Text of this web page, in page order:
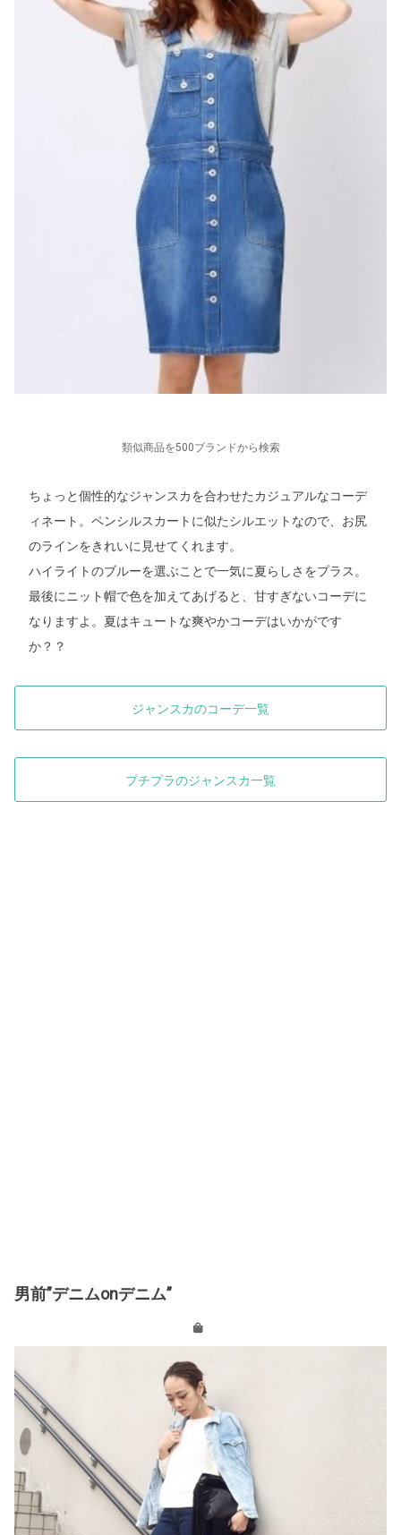
類似商品を500ブランドから検索
ちょっと個性的なジャンスカを合わせたカジュアルなコーデ
ィネート。ペンシルスカートに似たシルエットなので、お尻
のラインをきれいに見せてくれます。
ハイライトのブルーを選ぶことで一気に夏らしさをプラス。
最後にニット帽で色を加えてあげると、甘すぎないコーデに
なりますよ。夏はキュートな爽やかコーデはいかがです
か？？
ジャンスカのコーデ一覧
プチプラのジャンスカ一覧
男前”デニムonデニム”